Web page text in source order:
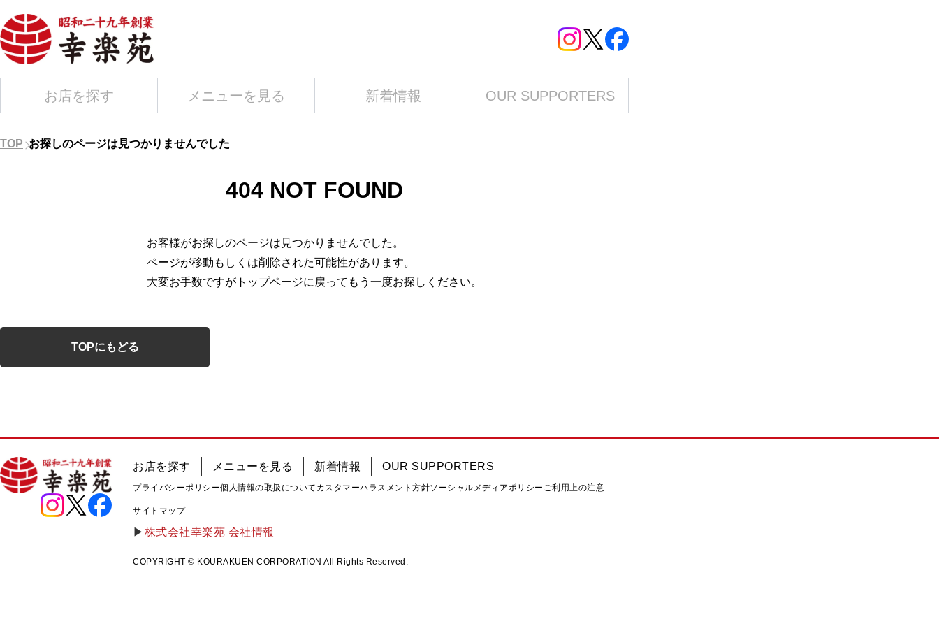
お店を探す メニューを見る 新着情報 OUR SUPPORTERS
TOP お探しのページは見つかりませんでした
404 NOT FOUND
お客様がお探しのページは見つかりませんでした。
ページが移動もしくは削除された可能性があります。
大変お手数ですがトップページに戻ってもう一度お探しください。
TOPにもどる
お店を探す メニューを見る 新着情報 OUR SUPPORTERS
プライバシーポリシー個人情報の取扱について カスタマーハラスメント方針ソーシャルメディアポリシー ご利用上の注意
サイトマップ
株式会社幸楽苑 会社情報
COPYRIGHT © KOURAKUEN CORPORATION All Rights Reserved.